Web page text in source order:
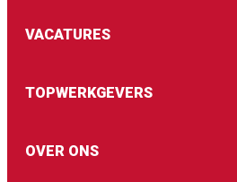
VACATURES
TOPWERKGEVERS
OVER ONS